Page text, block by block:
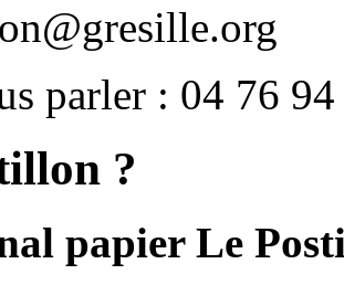
parler : 04 76
?
papier Le